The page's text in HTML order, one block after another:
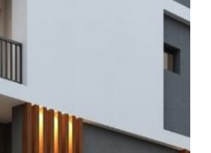
KONUŞMA SİSTEMİ
DUVARI VE AYDINLATMASI
●KAPALI OTOPARK
TASARIMLI MUTFAK DOLAPLARI
●GÖMME REZERVUAR
●AGT MARKA LAMİNANT PARKE